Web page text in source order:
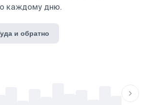
каждому дню.
и обратно